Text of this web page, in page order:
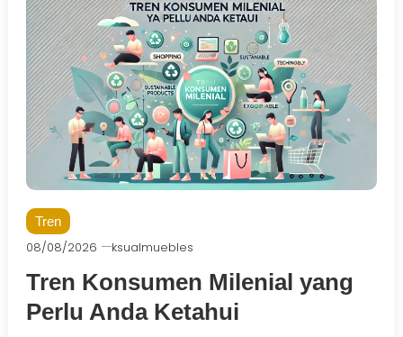
Tren
08/08/2026 ksualmuebles
Tren Konsumen Milenial yang
Perlu Anda Ketahui